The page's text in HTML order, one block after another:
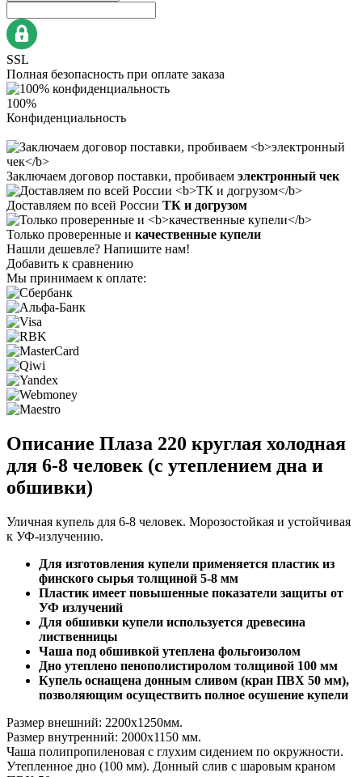
SSL
Полная безопасность при оплате заказа
100%
Конфиденциальность
Заключаем договор поставки, пробиваем электронный чек
Доставляем по всей России ТК и догрузом
Только проверенные и качественные купели
Нашли дешевле? Напишите нам!
Добавить к сравнению
Мы принимаем к оплате:
Описание Плаза 220 круглая холодная
для 6-8 человек (с утеплением дна и
обшивки)
Уличная купель для 6-8 человек. Морозостойкая и устойчивая
к УФ-излучению.
Для изготовления купели применяется пластик из
финского сырья толщиной 5-8 мм
Пластик имеет повышенные показатели защиты от
УФ излучений
Для обшивки купели используется древесина
лиственницы
Чаша под обшивкой утеплена фольгоизолом
Дно утеплено пенополистиролом толщиной 100 мм
Купель оснащена донным сливом (кран ПВХ 50 мм),
позволяющим осуществить полное осушение купели
Размер внешний: 2200х1250мм.
Размер внутренний: 2000х1150 мм.
Чаша полипропиленовая с глухим сидением по окружности.
Утепленное дно (100 мм). Донный слив с шаровым краном